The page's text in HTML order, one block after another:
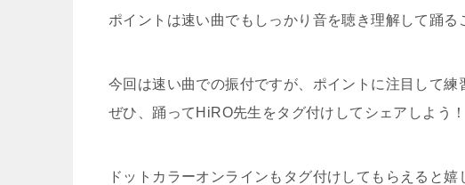
ポイントは速い曲でもしっかり音を聴き理解して踊る
今回は速い曲での振付ですが、ポイントに注目して練
ぜひ、踊ってHiRO先生をタグ付けしてシェアしよう！
ドットカラーオンラインもタグ付けしてもらえると嬉